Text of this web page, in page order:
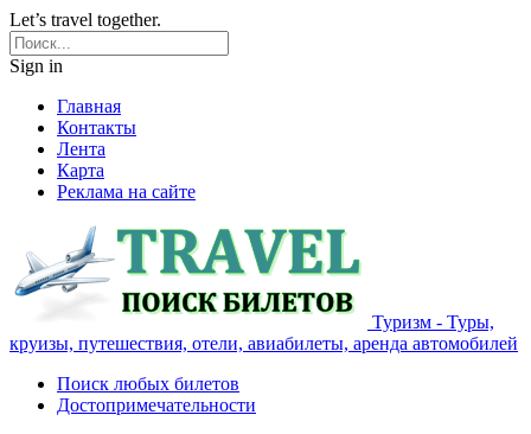
Let’s travel together.
Sign in
Главная
Контакты
Лента
Карта
Реклама на сайте
Туризм - Туры,
круизы, путешествия, отели, авиабилеты, аренда автомобилей
Поиск любых билетов
Достопримечательности